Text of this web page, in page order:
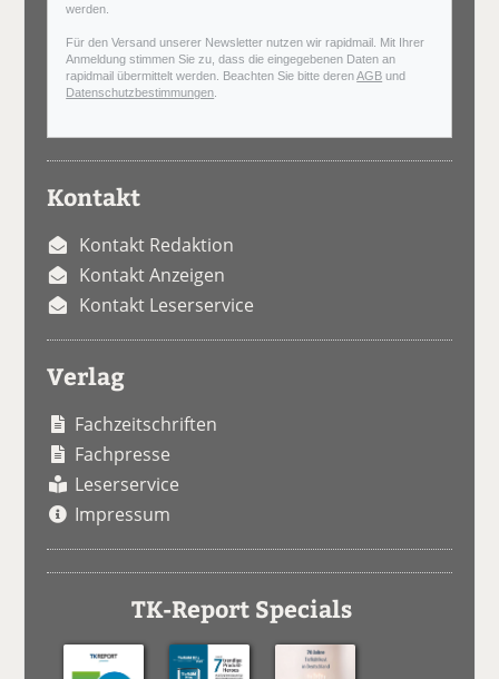
werden.
Für den Versand unserer Newsletter nutzen wir rapidmail. Mit Ihrer
Anmeldung stimmen Sie zu, dass die eingegebenen Daten an
rapidmail übermittelt werden. Beachten Sie bitte derenAGB und
Datenschutzbestimmungen
Kontakt
Kontakt Redaktion
Kontakt Anzeigen
Kontakt Leserservice
Verlag
Fachzeitschriften
Fachpresse
Leserservice
Impressum
TK-Report Specials